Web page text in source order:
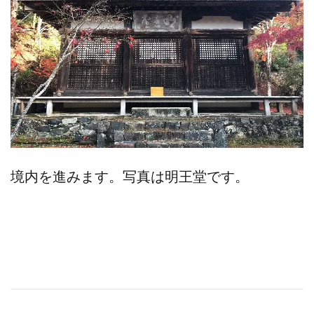
境内を進みます。写真は明王堂です。